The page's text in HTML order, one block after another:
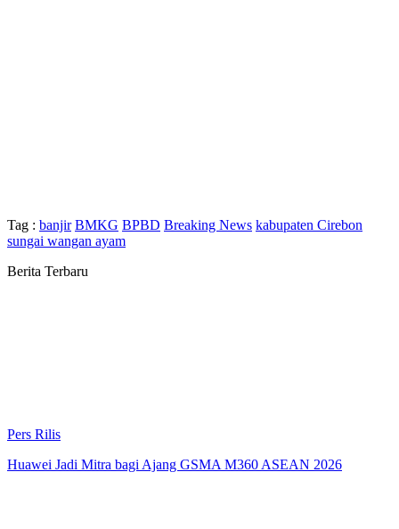
Tag : banjir BMKG BPBD Breaking News kabupaten Cirebon
sungai wangan ayam
Berita Terbaru
Pers Rilis
Huawei Jadi Mitra bagi Ajang GSMA M360 ASEAN 2026